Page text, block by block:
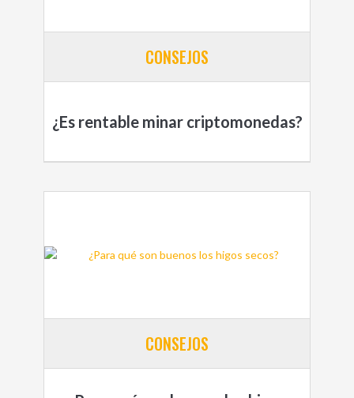
CONSEJOS
¿Es rentable minar criptomonedas?
CONSEJOS